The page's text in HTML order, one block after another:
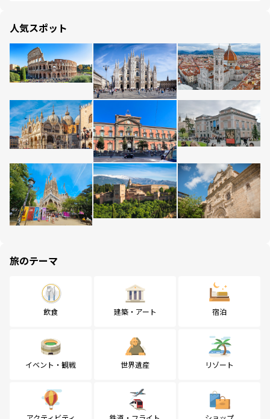
人気スポット
旅のテーマ
飲食 建築・アート 宿泊
イベント・観戦 世界遺産 リゾート